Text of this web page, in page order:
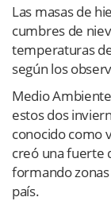
Las masas de
cumbres de
temperaturas
según los
Medio
estos dos
conocido como
creó una fuerte
formando
país.